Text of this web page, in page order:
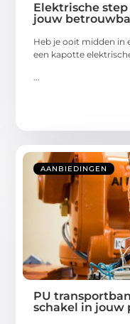
Elektrische
jouw
Heb je ooit midden in
een kapotte
...
AANBIEDINGEN
PU
schakel in jouw